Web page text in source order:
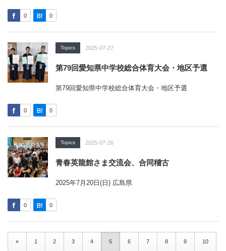
0 0
Topics 2025-07-27
第79回愛知県中学校総合体育大会・地区予選
第79回愛知県中学校総合体育大会・地区予選
0 0
Topics 2025-07-26
青春英龍館さま交流会、合同稽古
2025年7月20日(日) 広島県
0 0
« 1 2 3 4 5 6 7 8 9 10